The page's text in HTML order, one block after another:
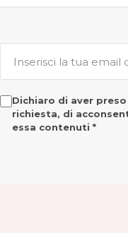
Dichiaro di aver
richiesta, di
essa contenuti *